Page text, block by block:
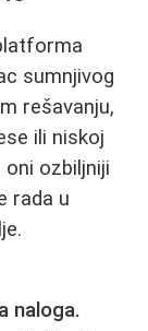
sumnjivog
rešavanju,
ili niskoj
ozbiljniji
rada u
naloga.